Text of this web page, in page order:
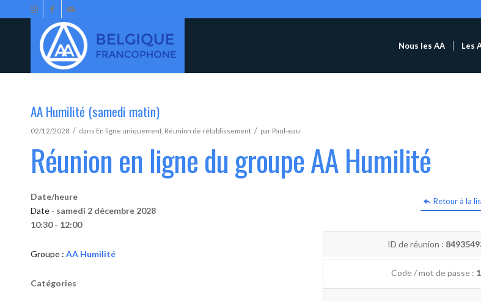
Nous les AA Les
AA Humilité (samedi matin)
02/12/2028 / dans En ligne uniquement Réunion de rétablissement / par Paul-eau
Réunion en ligne du groupe AA Humilité
Retour à la
Date/heure
Date - samedi 2 décembre 2028
10:30 - 12:00
Groupe : AA Humilité
Catégories
ID de réunion :
Code / mot de passe :